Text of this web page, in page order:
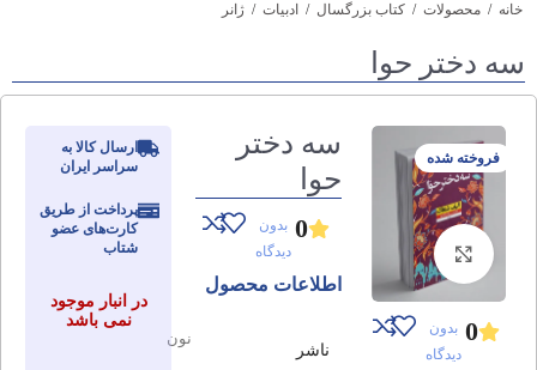
خانه / محصولات / کتاب بزرگسال / ادبیات / ژانر
سه دختر حوا
فروخته شده
برای بزرگنمایی کلیک کنید
0 بدون
دیدگاه
سه دختر
حوا
0 بدون
دیدگاه
اطلاعات محصول
ناشر
نون
ارسال کالا به
سراسر ایران
پرداخت از طریق
کارت‌های عضو
شتاب
در انبار موجود
نمی باشد